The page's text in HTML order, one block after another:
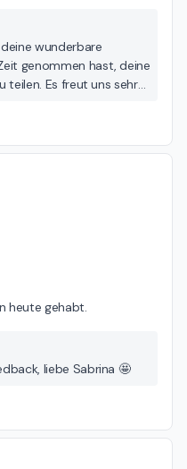
genommen hast, deine
teilen. Es freut uns sehr
warst. Deine Worte
heute gehabt.
liebe Sabrina 🤩